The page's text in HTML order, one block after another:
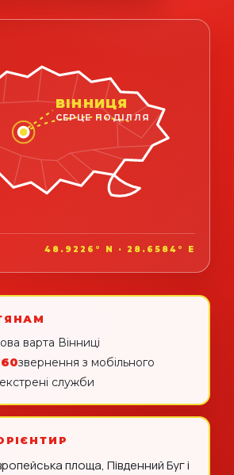
ВІННИЦЯ
СЕРЦЕ ПОДІЛЛЯ
48.9226° N · 28.6584° E
варта Вінниці
звернення з мобільного
екстрені служби
площа, Південний Буг і